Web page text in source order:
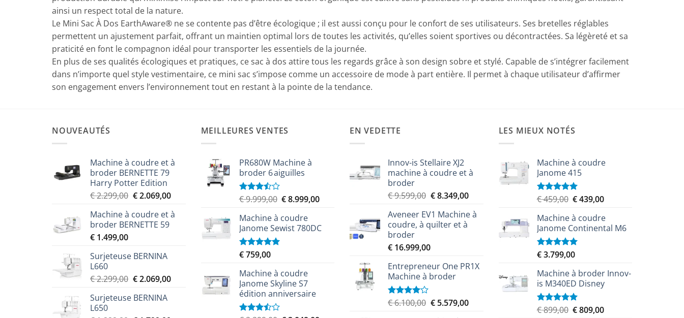
ainsi un respect total de la nature.
Le Mini Sac À Dos EarthAware® ne se contente pas d’être écologique ; il est aussi conçu pour le confort de ses utilisateurs. Ses bretelles réglables
permettent un ajustement parfait, offrant un maintien optimal lors de toutes les activités, qu’elles soient sportives ou décontractées. Sa légèreté et sa
praticité en font le compagnon idéal pour transporter les essentiels de la journée.
En plus de ses qualités écologiques et pratiques, ce sac à dos attire tous les regards grâce à son design sobre et stylé. Capable de s’intégrer facilement
dans n’importe quel style vestimentaire, ce mini sac s’impose comme un accessoire de mode à part entière. Il permet à chaque utilisateur d’affirmer
son engagement envers l’environnement tout en restant à la pointe de la tendance.
NOUVEAUTÉS
Machine à coudre et à
broder BERNETTE 79
Harry Potter Edition
€2.299,00 Le
initial
était :
€2.069,00Le
actuel
€ 2.069,00.
Machine à coudre et à
broder BERNETTE 59
€ 1.499,00
Surjeteuse BERNINA
L660
€2.299,00 Le
initial
€2.069,00Le
Surjeteuse BERNINA
L650
MEILLEURES VENTES
PR680W Machine à
broder 6 aiguilles
Note
5
€9.999,00 Le
initial
était :
€8.999,00Le
est :
€ 8.999,00.
Machine à coudre
Janome Sewist 780DC
Note5.00
€759,00
Machine à coudre
Janome Skyline S7
édition anniversaire
EN VEDETTE
Innov-is Stellaire XJ2
machine à coudre et à
broder
€9.599,00 Le
initial
était :
€8.349,00Le
actuel
€ 8.349,00.
Aveneer EV1 Machine à
coudre, à quilter et à
broder
€ 16.999,00
Entrepreneur One PR1X
Machine à broder
Note
€6.100,00 Le
€5.579,00Le
LES MIEUX NOTÉS
Machine à coudre
Janome 415
Note5.00
€459,00 Le
initial
était :
€ 459,00.
€439,00Le
actuel
est :
Machine à coudre
Janome Continental M6
Note5.00
€3.799,00
Machine à broder Innov-
is M340ED Disney
Note5.00
€899,00 Le
€809,00Le